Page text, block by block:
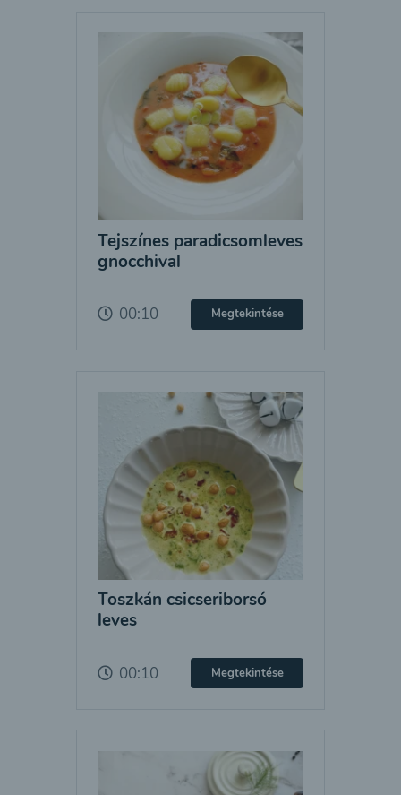
Tejszínes paradicsomleves
gnocchival
00:10 Megtekintése
Toszkán csicseriborsó
leves
00:10 Megtekintése